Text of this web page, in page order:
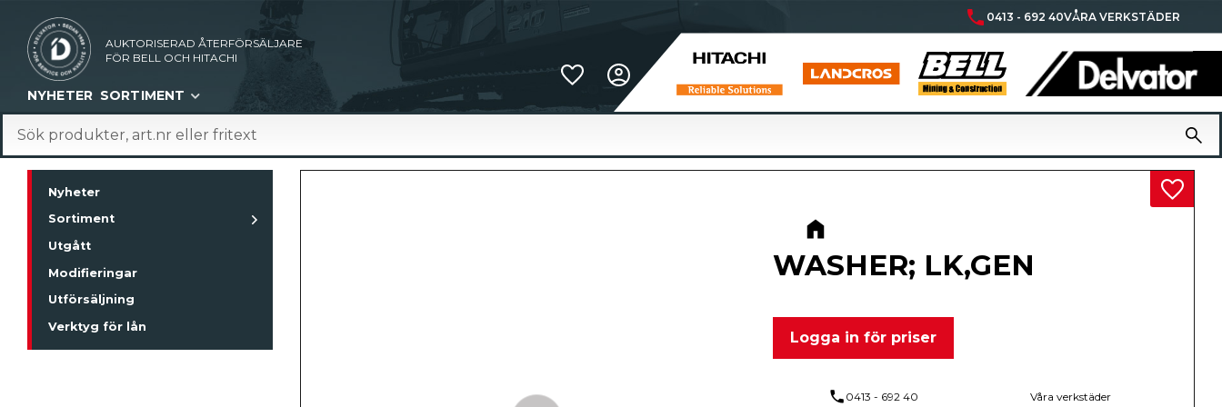
phone 0413 - 692 40VÅRA VERKSTÄDER
AUKTORISERAD ÅTERFÖRSÄLJARE
FÖR BELL OCH HITACHI
Favoriter
NYHETER SORTIMENT
WASHER; LK,GEN
Logga in för priser
Lägg
phone 0413 - 692 40 Våra verkstäder
Nyheter
Sortiment
Utgått
Modifieringar
Utförsäljning
Verktyg för lån